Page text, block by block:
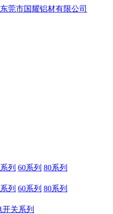
列 60系列 80系列
列 60系列 80系列
开关系列